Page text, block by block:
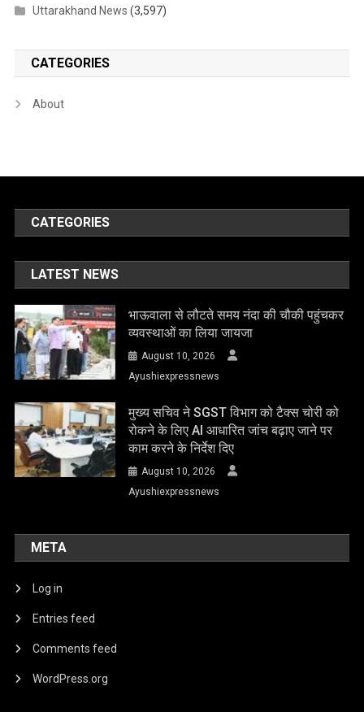
Uttarakhand News (3,597)
CATEGORIES
About
CATEGORIES
LATEST NEWS
भाऊवाला से लौटते समय नंदा की चौकी पहुंचकर
व्यवस्थाओं का लिया जायजा
August 10, 2026
Ayushiexpressnews
मुख्य सचिव ने SGST विभाग को टैक्स चोरी को
रोकने के लिए AI आधारित जांच बढ़ाए जाने पर
काम करने के निर्देश दिए
August 10, 2026
Ayushiexpressnews
META
Log in
Entries feed
Comments feed
WordPress.org